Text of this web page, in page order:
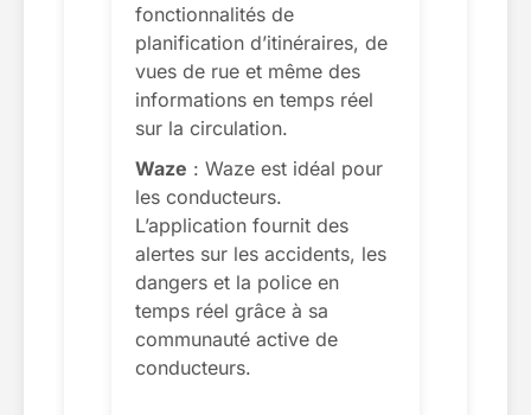
fonctionnalités de
planification d’itinéraires, de
vues de rue et même des
informations en temps réel
sur la circulation.
Waze : Waze est idéal pour
les conducteurs.
L’application fournit des
alertes sur les accidents, les
dangers et la police en
temps réel grâce à sa
communauté active de
conducteurs.